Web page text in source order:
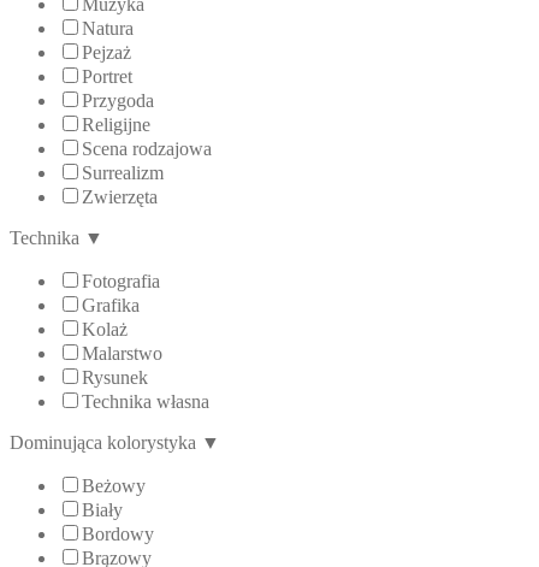
Muzyka
Natura
Pejzaż
Portret
Przygoda
Religijne
Scena rodzajowa
Surrealizm
Zwierzęta
Technika ▼
Fotografia
Grafika
Kolaż
Malarstwo
Rysunek
Technika własna
Dominująca kolorystyka ▼
Beżowy
Biały
Bordowy
Brązowy